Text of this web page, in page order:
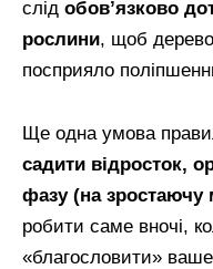
слід обов’язково
рослини, щоб дерево
посприяло
Ще одна умова
садити відросток,
фазу (на зростаючу
робити саме вночі,
«благословити»